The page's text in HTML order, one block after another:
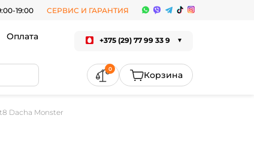
19:00 СЕРВИС И ГАРАНТИЯ
Оплата
+375 (29) 77 99 33 9
0
Dacha Monster